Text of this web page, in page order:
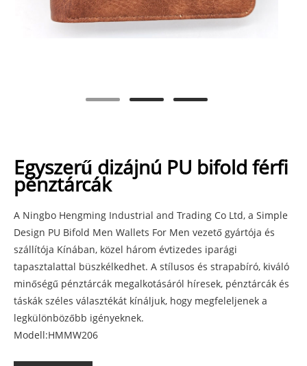
Egyszerű dizájnú PU bifold férfi
pénztárcák
A Ningbo Hengming Industrial and Trading Co Ltd, a Simple
Design PU Bifold Men Wallets For Men vezető gyártója és
szállítója Kínában, közel három évtizedes iparági
tapasztalattal büszkélkedhet. A stílusos és strapabíró, kiváló
minőségű pénztárcák megalkotásáról híresek, pénztárcák és
táskák széles választékát kínáljuk, hogy megfeleljenek a
legkülönbözőbb igényeknek.
Modell:HMMW206